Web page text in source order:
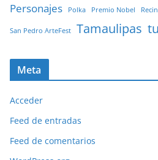
Personajes Polka Premio Nobel
San Pedro ArteFest Tamaulipas
Meta
Acceder
Feed de entradas
Feed de comentarios